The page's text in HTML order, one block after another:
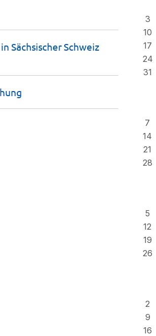
3
10
17
24
31
7
14
21
28
5
12
19
26
2
9
16
Sächsischer Schweiz